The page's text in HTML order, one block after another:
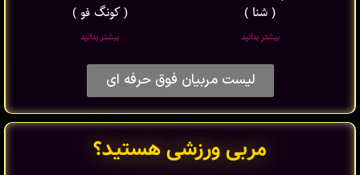
( شنا )
بیشتر بدانید
( کونگ فو )
بیشتر بدانید
لیست مربیان فوق حرفه ای
مربی ورزشی هستید؟